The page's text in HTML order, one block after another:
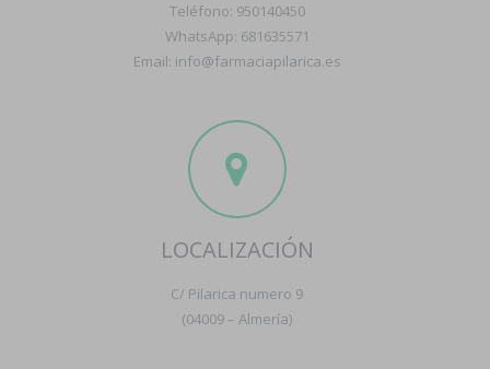
Teléfono: 950140450
WhatsApp: 681635571
Email: info@farmaciapilarica.es
LOCALIZACIÓN
C/ Pilarica numero 9
(04009 – Almería)